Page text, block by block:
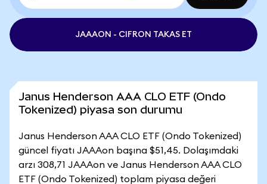
JAAAON - CIFRON TAKAS ET
Janus Henderson AAA CLO ETF (Ondo
Tokenized) piyasa son durumu
Janus Henderson AAA CLO ETF (Ondo Tokenized)
güncel fiyatı JAAAon başına $51,45. Dolaşımdaki
arzı 308,71 JAAAon ve Janus Henderson AAA CLO
ETF (Ondo Tokenized) toplam piyasa değeri